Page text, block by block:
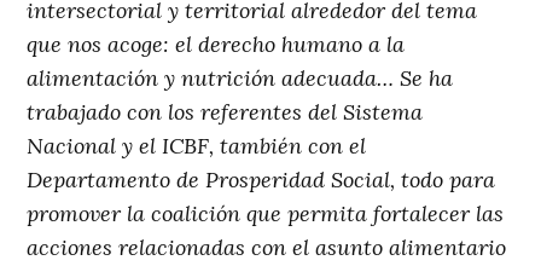
intersectorial y territorial alrededor del tema
que nos acoge: el derecho humano a la
alimentación y nutrición adecuada… Se ha
trabajado con los referentes del Sistema
Nacional y el ICBF, también con el
Departamento de Prosperidad Social, todo para
promover la coalición que permita fortalecer las
acciones relacionadas con el asunto alimentario